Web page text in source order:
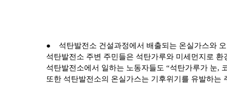
●
석탄발전소 건설과정에서 배출되는 온실가스와
석탄발전소 주변 주민들은 석탄가루와 미세먼지로
석탄발전소에서 일하는 노동자들도 “석탄가루가 눈,
또한 석탄발전소의 온실가스는 기후위기를 유발하는